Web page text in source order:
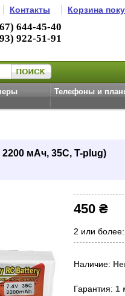
Контакты Корзина
644-45-40
922-51-91
Телефоны и
мАч, 35C, T-plug)
450 ₴
2 или
Наличие:
Гарантия: 1